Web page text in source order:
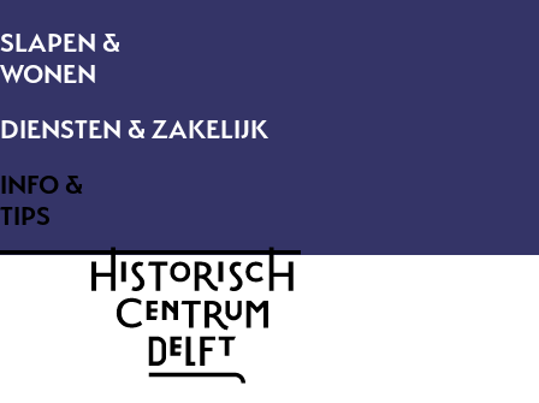
SLAPEN &
WONEN
DIENSTEN & ZAKELIJK
INFO &
TIPS